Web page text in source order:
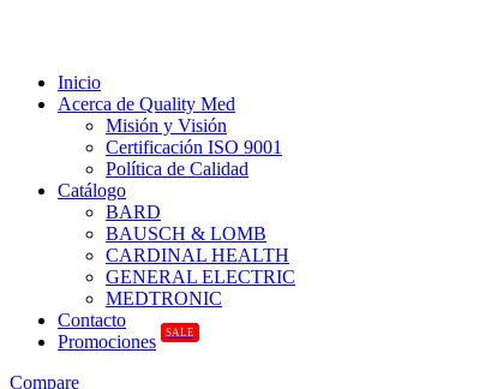
Inicio
Acerca de Quality Med
Misión y Visión
Certificación ISO 9001
Política de Calidad
Catálogo
BARD
BAUSCH & LOMB
CARDINAL HEALTH
GENERAL ELECTRIC
MEDTRONIC
Contacto
Promociones
SALE
Compare